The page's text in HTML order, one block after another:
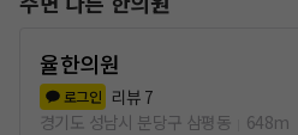
율한의원
로그인 리뷰 7
경기도 성남시 분당구 삼평동
648m